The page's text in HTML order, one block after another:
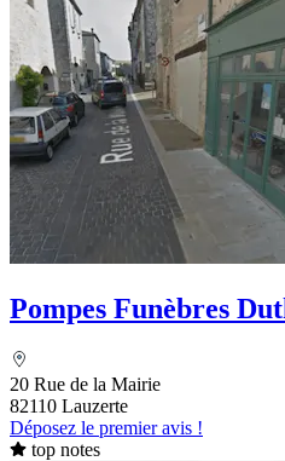
Pompes Funèbres
20 Rue de la Mairie
82110 Lauzerte
Déposez le premier avis !
top notes